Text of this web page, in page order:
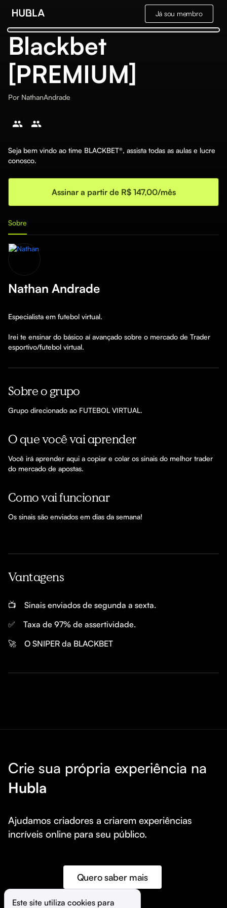
Já sou membro
Blackbet
[PREMIUM]
Por NathanAndrade
Seja bem vindo ao time BLACKBET®, assista todas as aulas e lucre
conosco.
Assinar a partir de R$ 147,00/mês
Sobre
Nathan Andrade
Especialista em futebol virtual.
Irei te ensinar do básico aí avançado sobre o mercado de Trader
esportivo/futebol virtual.
Sobre o grupo
Grupo direcionado ao FUTEBOL VIRTUAL.
O que você vai aprender
Você irá aprender aqui a copiar e colar os sinais do melhor trader
do mercado de apostas.
Como vai funcionar
Os sinais são enviados em dias da semana!
Vantagens
📺
Sinais enviados de segunda a sexta.
✅
Taxa de 97% de assertividade.
🚀
O SNIPER da BLACKBET
Crie sua própria experiência na
Hubla
Ajudamos criadores a criarem experiências
incríveis online para seu público.
Quero saber mais
Este site utiliza cookies para